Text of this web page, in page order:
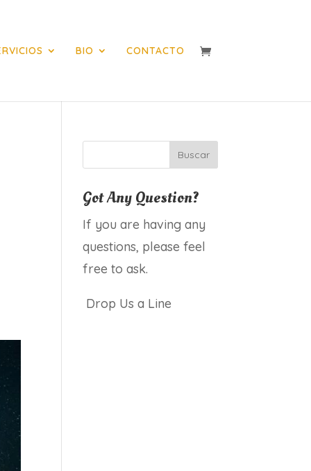
BIO CONTACTO
Got Any Question?
If you are having any
questions, please feel
free to ask.
Drop Us a Line